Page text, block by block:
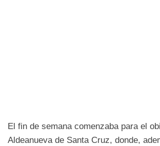
El fin de semana comenzaba para el
Aldeanueva de Santa Cruz, donde,